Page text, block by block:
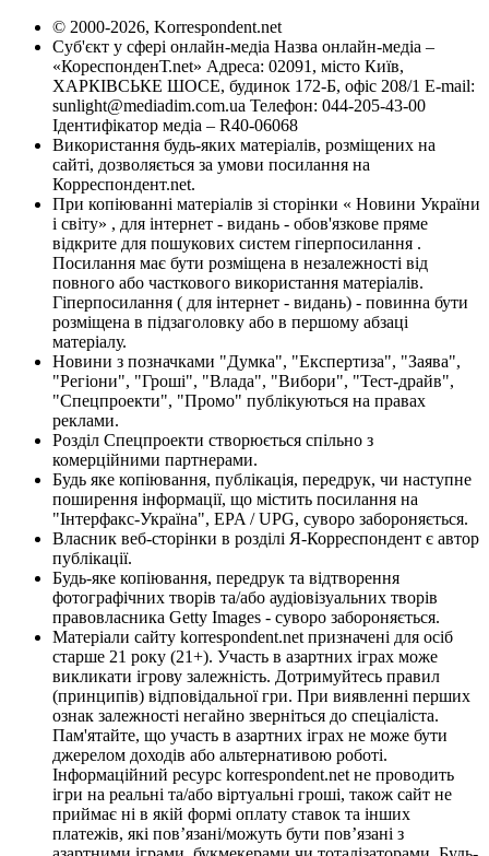
© 2000-2026, Korrespondent.net
Суб'єкт у сфері онлайн-медіа Назва онлайн-медіа –
«КореспонденТ.net» Адреса: 02091, місто Київ,
ХАРКІВСЬКЕ ШОСЕ, будинок 172-Б, офіс 208/1 E-mail:
sunlight@mediadim.com.ua Телефон: 044-205-43-00
Ідентифікатор медіа – R40-06068
Використання будь-яких матеріалів, розміщених на
сайті, дозволяється за умови посилання на
Корреспондент.net.
При копіюванні матеріалів зі сторінки « Новини України
і світу» , для інтернет - видань - обов'язкове пряме
відкрите для пошукових систем гіперпосилання .
Посилання має бути розміщена в незалежності від
повного або часткового використання матеріалів.
Гіперпосилання ( для інтернет - видань) - повинна бути
розміщена в підзаголовку або в першому абзаці
матеріалу.
Новини з позначками "Думка", "Експертиза", "Заява",
"Регіони", "Гроші", "Влада", "Вибори", "Тест-драйв",
"Спецпроекти", "Промо" публікуються на правах
реклами.
Розділ Спецпроекти створюється спільно з
комерційними партнерами.
Будь яке копіювання, публікація, передрук, чи наступне
поширення інформації, що містить посилання на
"Інтерфакс-Україна", EPA / UPG, суворо забороняється.
Власник веб-сторінки в розділі Я-Корреспондент є автор
публікації.
Будь-яке копіювання, передрук та відтворення
фотографічних творів та/або аудіовізуальних творів
правовласника Getty Images - суворо забороняється.
Матеріали сайту korrespondent.net призначені для осіб
старше 21 року (21+). Участь в азартних іграх може
викликати ігрову залежність. Дотримуйтесь правил
(принципів) відповідальної гри. При виявленні перших
ознак залежності негайно зверніться до спеціаліста.
Пам'ятайте, що участь в азартних іграх не може бути
джерелом доходів або альтернативою роботі.
Інформаційний ресурс korrespondent.net не проводить
ігри на реальні та/або віртуальні гроші, також сайт не
приймає ні в якій формі оплату ставок та інших
платежів, які пов’язані/можуть бути пов’язані з